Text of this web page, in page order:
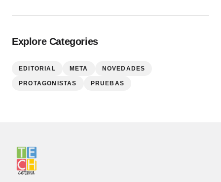
Explore Categories
EDITORIAL META NOVEDADES
PROTAGONISTAS PRUEBAS